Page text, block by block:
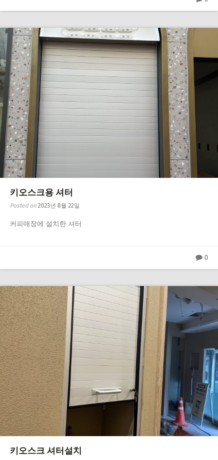
키오스크용 셔터
Posted on 2023년 8월 22일
커피매장에 설치한 셔터
0
키오스크 셔터설치